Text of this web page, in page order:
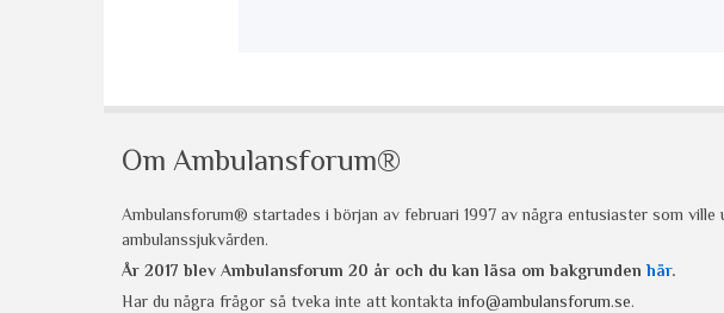
Om Ambulansforum®
Ambulansforum® startades i början av februari 1997 av några entusiaster som ville
ambulanssjukvården.
År 2017 blev Ambulansforum 20 år och du kan läsa om bakgrunden här.
Har du några frågor så tveka inte att kontakta info@ambulansforum.se.